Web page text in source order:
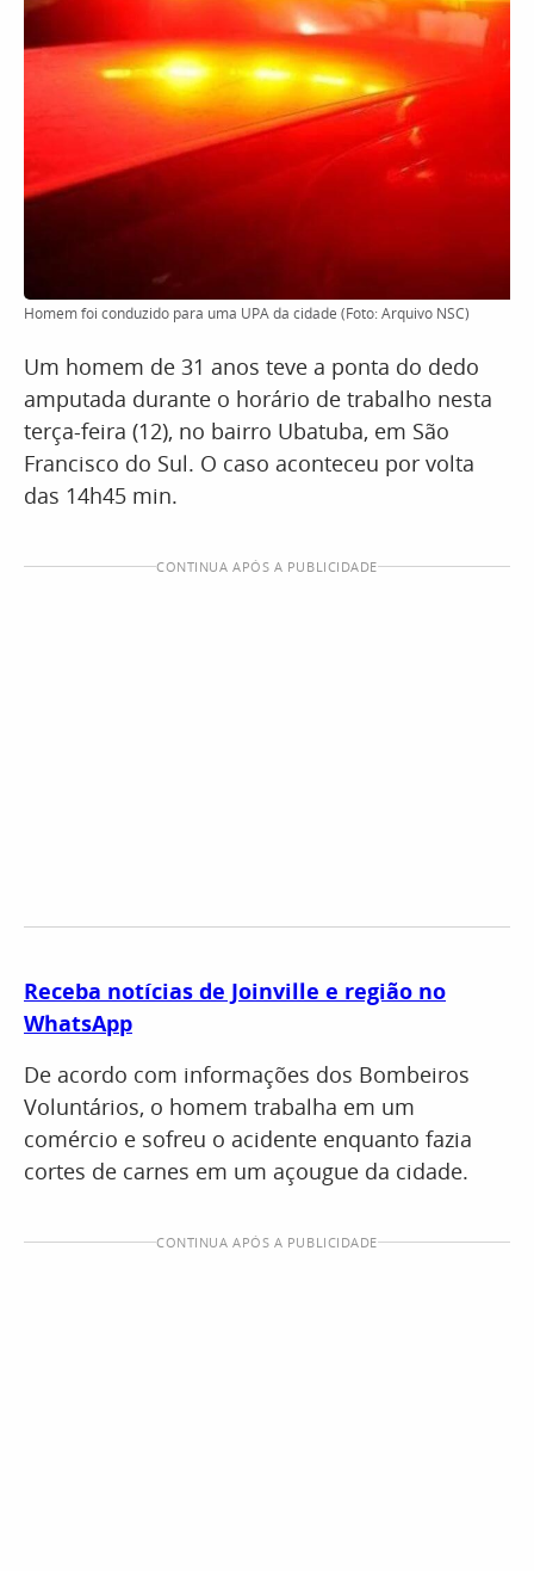
Homem foi conduzido para uma UPA da cidade (Foto: Arquivo NSC)
Um homem de 31 anos teve a ponta do dedo
amputada durante o horário de trabalho nesta
terça-feira (12), no bairro Ubatuba, em São
Francisco do Sul. O caso aconteceu por volta
das 14h45 min.
CONTINUA APÓS A PUBLICIDADE
Receba notícias de Joinville e região no
WhatsApp
De acordo com informações dos Bombeiros
Voluntários, o homem trabalha em um
comércio e sofreu o acidente enquanto fazia
cortes de carnes em um açougue da cidade.
CONTINUA APÓS A PUBLICIDADE